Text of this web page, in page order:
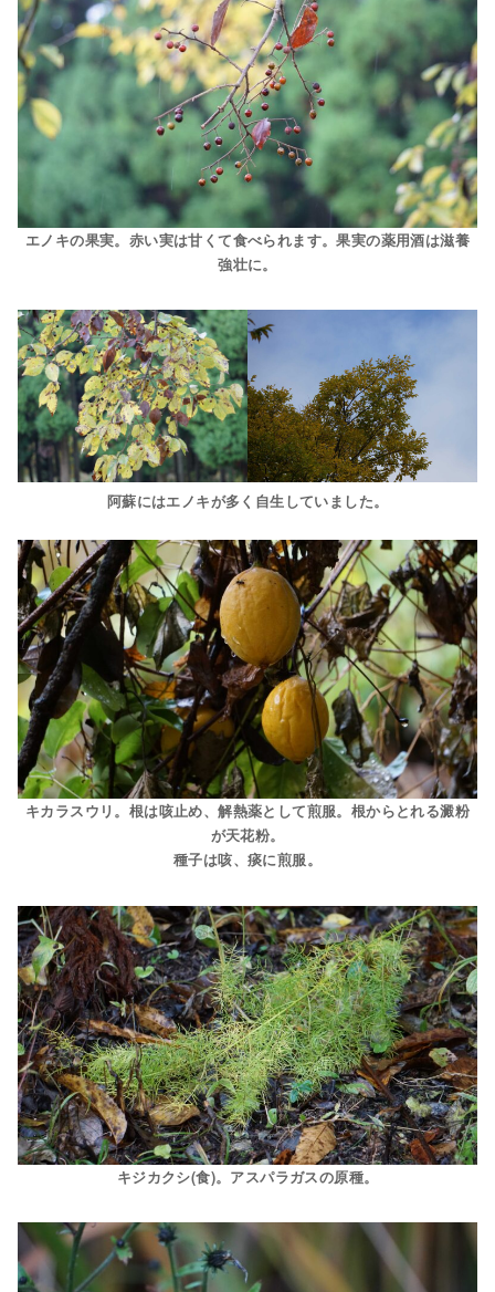
エノキの果実。赤い実は甘くて食べられます。果実の薬用酒は滋養
強壮に。
阿蘇にはエノキが多く自生していました。
キカラスウリ。根は咳止め、解熱薬として煎服。根からとれる澱粉
が天花粉。
種子は咳、痰に煎服。
キジカクシ(食)。アスパラガスの原種。